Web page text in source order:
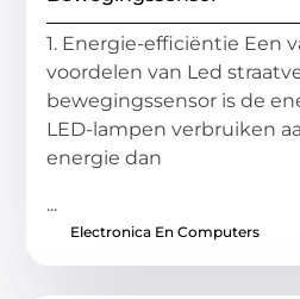
1. Energie-efficiëntie Een
voordelen van Led
bewegingssensor is de
LED-lampen verbruiken
energie dan
...
Electronica En Computers